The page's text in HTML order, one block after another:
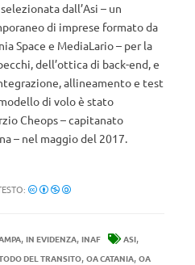
dall’Asi – un
di imprese formato da
Space e MediaLario – per la
dell’ottica di back-end, e
allineamento e test
di volo è stato
Cheops – capitanato
– nel maggio del 2017.
, IN EVIDENZA, INAF ASI,
DEL TRANSITO, OA CATANIA, OA